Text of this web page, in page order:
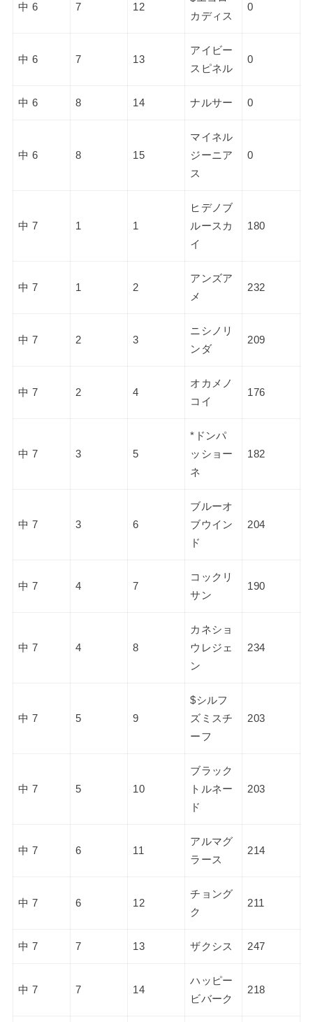
中 6 7 12
カディス
0
中 6 7 13
アイビー
スピネル
0
中 6 8 14 ナルサー 0
中 6 8 15
マイネル
ジーニア
ス
0
中 7 1 1
ヒデノブ
ルースカ
イ
180
中 7 1 2
アンズア
メ
232
中 7 2 3
ニシノリ
ンダ
209
中 7 2 4
オカメノ
コイ
176
中 7 3 5
*ドンパ
ッショー
ネ
182
中 7 3 6
ブルーオ
ブウイン
ド
204
中 7 4 7
コックリ
サン
190
中 7 4 8
カネショ
ウレジェ
ン
234
中 7 5 9
$シルフ
ズミスチ
ーフ
203
中 7 5 10
ブラック
トルネー
ド
203
中 7 6 11
アルマグ
ラース
214
中 7 6 12
チョング
ク
211
中 7 7 13 ザクシス 247
中 7 7 14
ハッピー
ビバーク
218